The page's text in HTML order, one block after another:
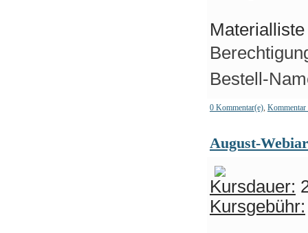
Bestell-
0 Kommentar(e), Kommentar
August-
Kursdauer:
Kursgebühr: